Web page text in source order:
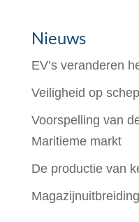
Nieuws
EV’s veranderen
Veiligheid op
Voorspelling van
Maritieme markt
De productie van